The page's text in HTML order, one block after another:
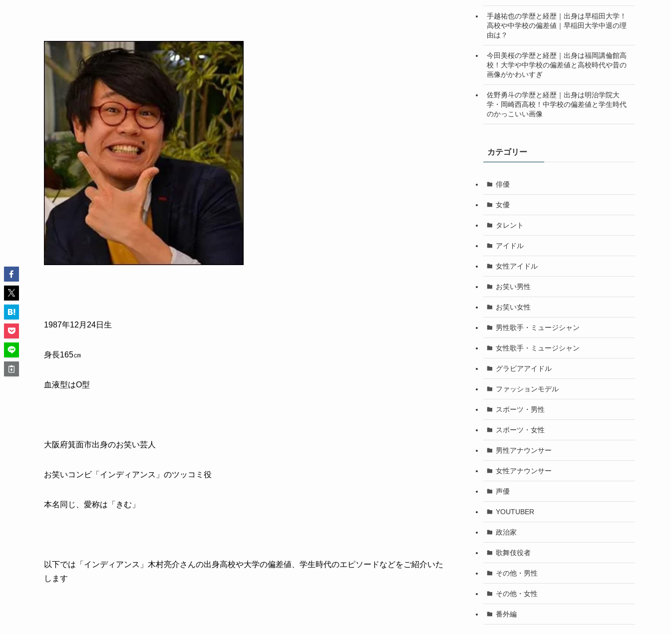
1987年12 月 24日生
身長165㎝
血液型はO型
大阪府箕面市出身のお笑い芸人
お笑いコンビ「インディアンス」のツッコミ役
本名同じ、愛称は「きむ」
以下では「インディアンス」木村亮介さんの出身高校や大学の偏差値、学生時代のエピソードなどをご紹介いた
します
手越祐也の学歴と経歴｜出身は早稲田大学！
高校や中学校の偏差値｜早稲田大学中退の理
由は？
今田美桜の学歴と経歴｜出身は福岡講倫館高
校！大学や中学校の偏差値と高校時代や昔の
画像がかわいすぎ
佐野勇斗の学歴と経歴｜出身は明治学院大
学・岡崎西高校！中学校の偏差値と学生時代
のかっこいい画像
カテゴリー
俳優
女優
タレント
アイドル
女性アイドル
お笑い男性
お笑い女性
男性歌手・ミュージシャン
女性歌手・ミュージシャン
グラビアアイドル
ファッションモデル
スポーツ・男性
スポーツ・女性
男性アナウンサー
女性アナウンサー
声優
YOUTUBER
政治家
歌舞伎役者
その他・男性
その他・女性
番外編